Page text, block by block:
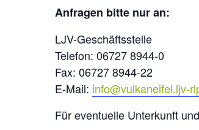
Anfragen bitte nur an:
LJV-Geschäftsstelle
Telefon: 06727 8944-0
Fax: 06727 8944-22
E-Mail: info@vulkaneifel.ljv-
Für eventuelle Unterkunft